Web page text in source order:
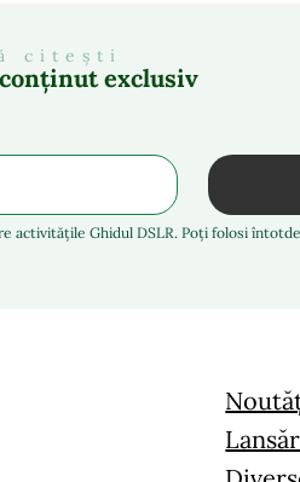
citești
exclusiv
Ghidul DSLR. Poți folosi